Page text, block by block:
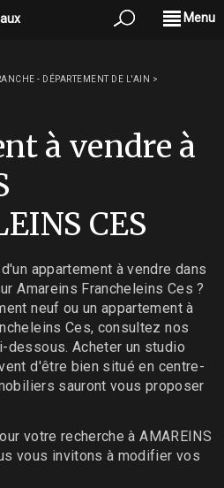
Menu
- DÉPARTEMENT DE L'AIN >
à vendre à
CES
appartement à vendre dans
Amareins Francheleins Ces ?
neuf ou un appartement à
Ces, consultez nos
dessous. Acheter un studio
d'être bien situé en centre-
sauront vous proposer
votre recherche à AMAREINS
vous invitons à modifier vos